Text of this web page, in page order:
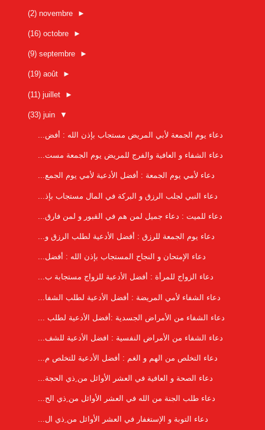
►
novembre
(2)
►
octobre
(16)
►
septembre
(9)
►
août
(19)
►
juillet
(11)
▼
juin
(33)
دعاء يوم الجمعة لأبي المريض مستجاب بإذن الله : أفض...
دعاء الشفاء و العافية والفرج للمريض يوم الجمعة مست...
دعاء لأمي يوم الجمعة : أفضل الأدعية لأمي يوم الجمع...
دعاء النبي لجلب الرزق و البركة في المال مستجاب بإذ...
دعاء للميت : دعاء جميل لمن هم في القبور و لمن فارق...
دعاء يوم الجمعة للرزق : أفضل الأدعية لطلب الرزق و...
دعاء الإمتحان و النجاح المستجاب بإذن الله : أفضل...
دعاء الزواج للمرأة : أفضل الأدعية للزواج مستجابة ب...
دعاء الشفاء لأمي المريضة : أفضل الأدعية لطلب الشفا...
دعاء الشفاء من الأمراض الجسدية :أفضل الأدعية لطلب ...
دعاء الشفاء من الأمراض النفسية : افضل الأدعية للشف...
دعاء التخلص من الهم و الغم : أفضل الأدعية للتخلص م...
دعاء الصحة و العافية في العشر الأوائل من ِذي الحجة...
دعاء طلب الجنة من الله في العشر الأوائل من ِذي الح...
دعاء التوبة و الإستغفار في العشر الأوائل من ِذي ال...